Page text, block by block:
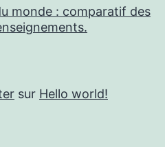
monde : comparatif des
sur Hello world!